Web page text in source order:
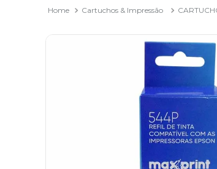
Cartuchos & Impressão
mala